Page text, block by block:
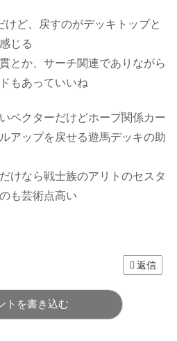
けど、戻すのがデッキトップと
じる
とか、サーチ関連でありながら
もあっていいね
ベクターだけどホープ関係カー
アップを戻せる遊馬デッキの助
けなら戦士族のアリトのセスタ
も芸術点高い
返信
トを書き込む